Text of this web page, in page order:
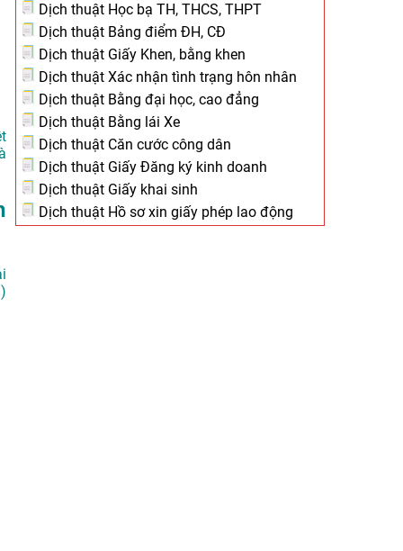
Dịch thuật Học bạ TH, THCS, THPT
Dịch thuật Bảng điểm ĐH, CĐ
Dịch thuật Giấy Khen, bằng khen
Dịch thuật Xác nhận tình trạng hôn nhân
Dịch thuật Bằng đại học, cao đẳng
Dịch thuật Bằng lái Xe
Dịch thuật Căn cước công dân
Dịch thuật Giấy Đăng ký kinh doanh
Dịch thuật Giấy khai sinh
Dịch thuật Hồ sơ xin giấy phép lao động